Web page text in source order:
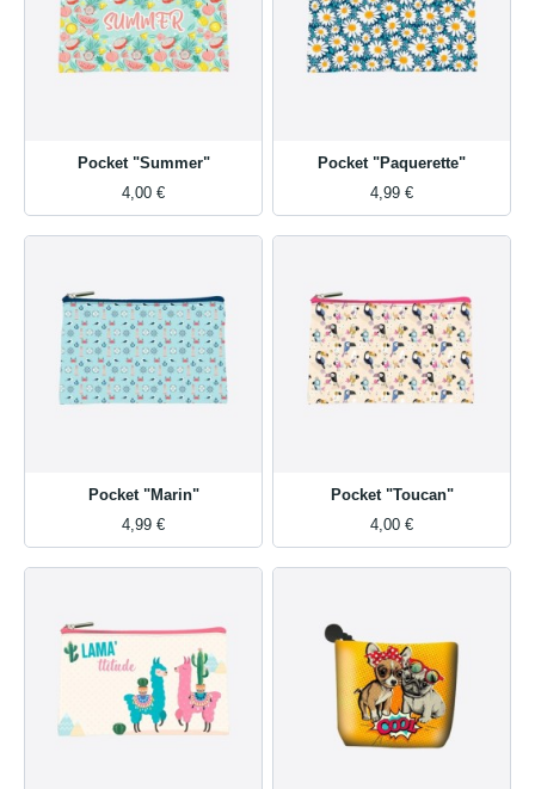
Pocket "Summer"
4,00 €
Pocket "Paquerette"
4,99 €
Pocket "Marin"
4,99 €
Pocket "Toucan"
4,00 €